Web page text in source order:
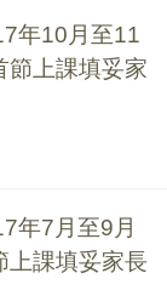
年10 月至11
節上課填妥家
年7 月至9月
上課填妥家長